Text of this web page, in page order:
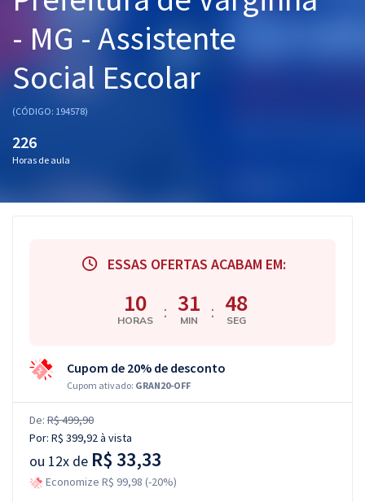
Graduação
OAB
Conteúdo gratuito
- MG - Assistente
Social Escolar
(CÓDIGO: 194578)
226
Horas de aula
ESSAS OFERTAS ACABAM EM:
10
HORAS : 31
MIN : 47
SEG
Cupom de 20% de desconto
Cupom ativado: GRAN20-OFF
De: R$ 499,90
Por: R$ 399,92à vista
ou 12x de R$ 33,33
Economize R$ 99,98 (-20%)